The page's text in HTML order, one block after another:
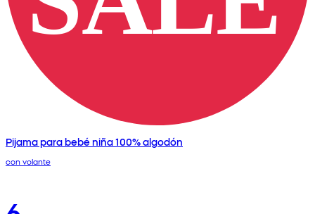
Pijama para bebé niña 100% algodón
con volante